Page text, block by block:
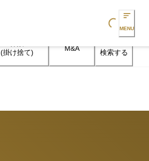
Loading...
MENU
(掛け捨て)
M&A 検索する